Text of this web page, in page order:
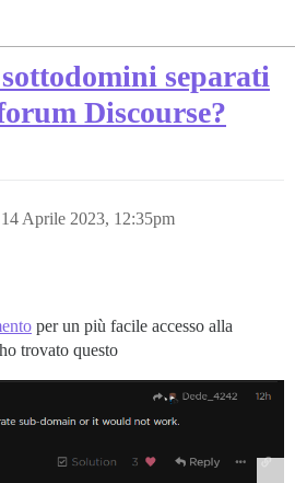
separati
Discourse?
14 Aprile 2023, 12:35pm
per un più facile accesso alla
trovato questo